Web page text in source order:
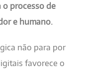
o processo de
e humano.
não para por
favorece o